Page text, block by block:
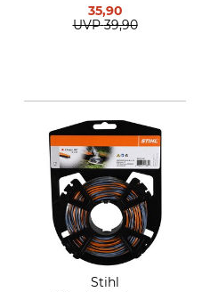
35,90
UVP 39,90
Stihl